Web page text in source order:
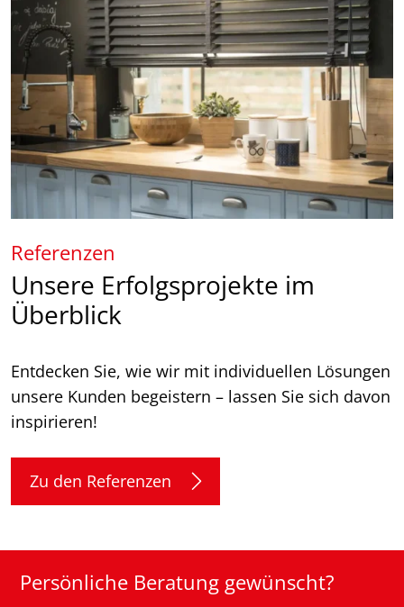
Referenzen
Unsere Erfolgsprojekte im
Überblick
Entdecken Sie, wie wir mit individuellen Lösungen
unsere Kunden begeistern – lassen Sie sich davon
inspirieren!
Zu den Referenzen
Persönliche Beratung gewünscht?